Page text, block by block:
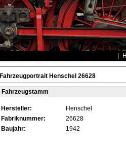
Fahrzeugportrait Henschel 26628
Fahrzeugstamm
Hersteller:
Henschel
Fabriknummer:
26628
Baujahr:
1942